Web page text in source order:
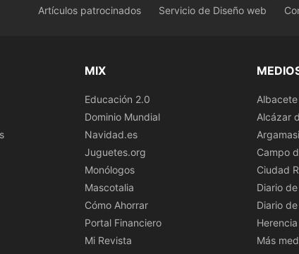
Artículos patrocinados Servicio de Diseño web
MIX
Educación 2.0
Dominio Mundial
Navidad.es
Juguetes.org
Monólogos
Mascotalia
Cómo Ahorrar
Portal Financiero
Mi Revista
Albacete
Alcázar
Campo
Ciudad
Diario
Diario
Herencia
Más